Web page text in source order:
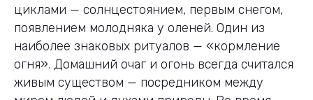
циклами — солнцестоянием, первым снегом,
появлением молодняка у оленей. Один из
наиболее знаковых ритуалов — «кормление
огня». Домашний очаг и огонь всегда считался
живым существом — посредником между